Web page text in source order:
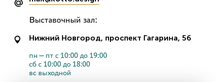
Выставочный зал:
Нижний Новгород, проспект Гагарина, 56
пн—пт с 10:00 до 19:00
сб с 10:00 до 18:00
вс выходной